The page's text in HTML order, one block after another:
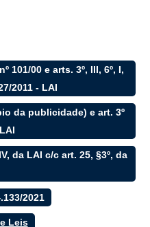
101/00 e arts. 3º, III, 6º, I,
2011 - LAI
da publicidade) e art. 3º
da LAI c/c art. 25, §3º, da
2021
Leis